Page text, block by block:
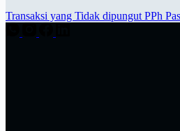
Transaksi yang Tidak dipungut PPh